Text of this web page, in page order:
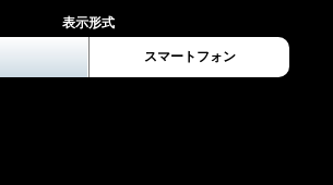
表示形式
スマートフォン